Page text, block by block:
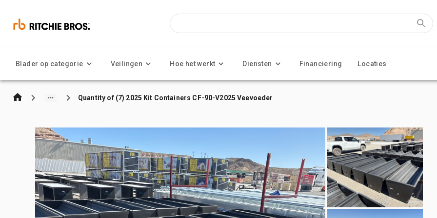
Blader op categorie Veilingen Hoe het werkt Diensten Financiering Locaties
Quantity of (7) 2025 Kit Containers CF-90-V2025 Veevoeder